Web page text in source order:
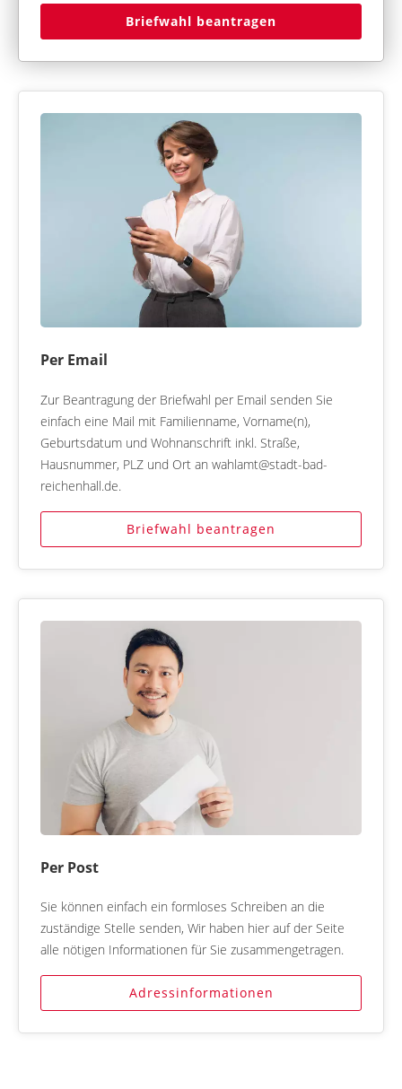
Briefwahl beantragen
Per Email
Zur Beantragung der Briefwahl per Email senden Sie
einfach eine Mail mit Familienname, Vorname(n),
Geburtsdatum und Wohnanschrift inkl. Straße,
Hausnummer, PLZ und Ort an wahlamt@stadt-bad-
reichenhall.de.
Briefwahl beantragen
Per Post
Sie können einfach ein formloses Schreiben an die
zuständige Stelle senden, Wir haben hier auf der Seite
alle nötigen Informationen für Sie zusammengetragen.
Adressinformationen